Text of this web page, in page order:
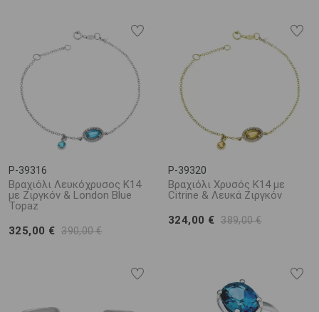
P-39316
Βραχιόλι Λευκόχρυσος Κ14
με Ζιργκόν & London Blue
Topaz
325,00 € 390,00 €
P-39320
Βραχιόλι Χρυσός Κ14 με
Citrine & Λευκά Ζιργκόν
324,00 € 389,00 €